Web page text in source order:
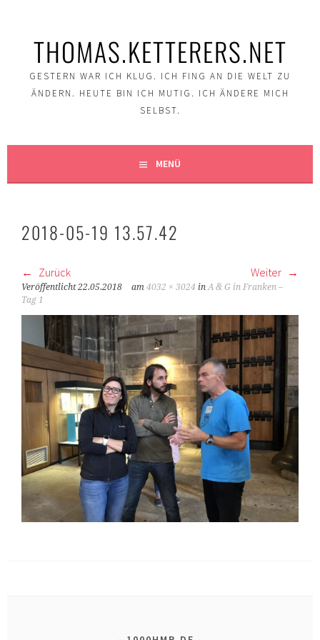
THOMAS.KETTERERS.NET
GESTERN WAR ICH KLUG. ICH FING AN DIE WELT ZU
ÄNDERN. HEUTE BIN ICH MUTIG. ICH ÄNDERE MICH
SELBST.
MENÜ
2018-05-19 13.57.42
Zurück Weiter
Veröffentlicht22.05.2018 am4032 × 3024 inA & G in Franken –
Tag 1